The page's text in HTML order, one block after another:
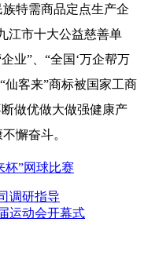
特需商品定点生产企
江市十大公益慈善单
业”、“全国‘万企帮万
仙客来”商标被国家工商
做优做大做强健康产
懈奋斗。
杯”网球比赛
调研指导
运动会开幕式